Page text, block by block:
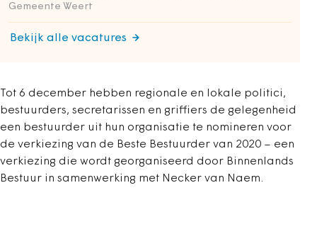
Gemeente Weert
Bekijk alle vacatures
Tot 6 december hebben regionale en lokale politici,
bestuurders, secretarissen en griffiers de gelegenheid
een bestuurder uit hun organisatie te nomineren voor
de verkiezing van de Beste Bestuurder van 2020 – een
verkiezing die wordt georganiseerd door Binnenlands
Bestuur in samenwerking met Necker van Naem.